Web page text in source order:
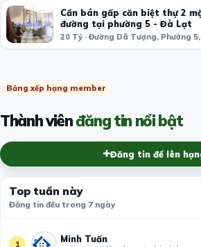
Cần bán gấp căn biệt thự 2
đường tại phường 5 - Đà Lạt
Bảng xếp hạng member
Thành viênđăng tin nổi bật
Đăng tin để lên
Top tuần này
Đăng tin đều trong 7 ngày
1 Minh Tuấn